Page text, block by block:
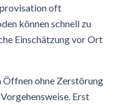
oft
können schnell zu
Einschätzung vor Ort
ohne Zerstörung
Erst